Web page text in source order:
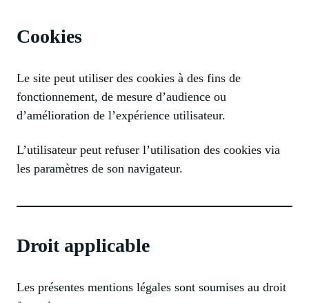
Cookies
Le site peut utiliser des cookies à des fins de
fonctionnement, de mesure d’audience ou
d’amélioration de l’expérience utilisateur.
L’utilisateur peut refuser l’utilisation des cookies via
les paramètres de son navigateur.
Droit applicable
Les présentes mentions légales sont soumises au droit